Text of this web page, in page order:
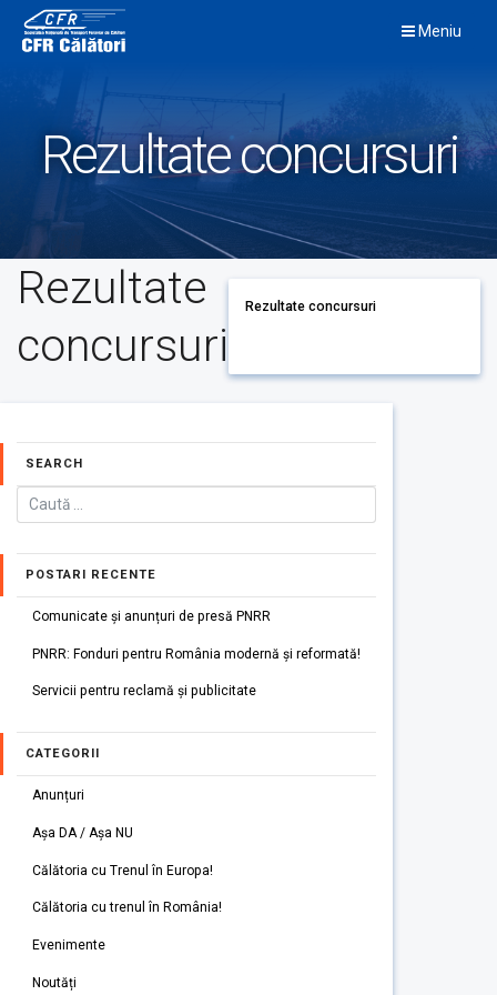
content
Meniu
Rezultate concursuri
Rezultate
concursuri
Rezultate concursuri
SEARCH
POSTARI RECENTE
Comunicate și anunțuri de presă PNRR
PNRR: Fonduri pentru România modernă și reformată!
Servicii pentru reclamă și publicitate
CATEGORII
Anunțuri
Așa DA / Așa NU
Călătoria cu Trenul în Europa!
Călătoria cu trenul în România!
Evenimente
Noutăți